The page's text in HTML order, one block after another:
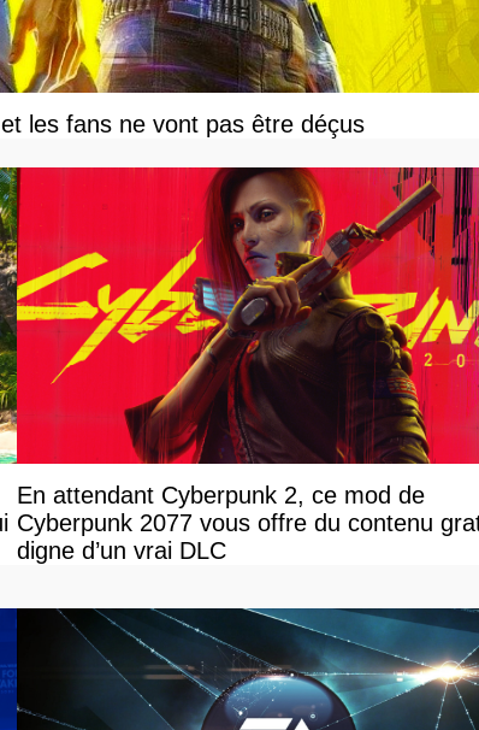
les fans ne vont pas être déçus
En attendant Cyberpunk 2, ce mod de
Cyberpunk 2077 vous offre du contenu
digne d’un vrai DLC